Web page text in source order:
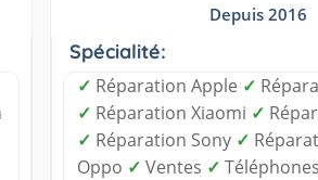
Depuis 2016
Spécialité:
✓ Réparation Apple ✓
✓ Réparation Xiaomi ✓
✓ Réparation Sony ✓
Oppo ✓ Ventes ✓